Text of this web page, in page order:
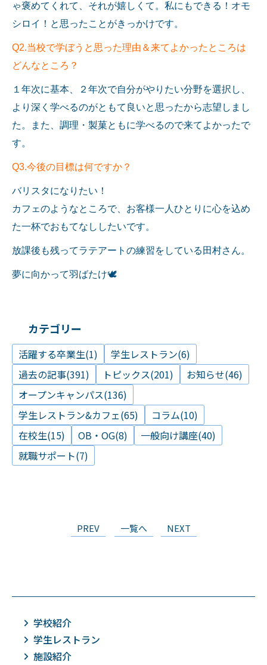
ゃ褒めてくれて、それが嬉しくて。私にもできる！ オモ
シロイ！と思ったことがきっかけです。
Q2.当校で学ぼうと思った理由＆来てよかったところは
どんなところ？
１年次に基本、２年次で自分がやりたい分野を選択し、
より深く学べるのがともて良いと思ったから志望しまし
た。
また、調理・製菓ともに学べるので来てよかったで
す。
Q3.今後の目標は何ですか？
バリスタになりたい！
カフェのようなところで、お客様一人ひとりに心を込め
た一杯でおもてなししたいです。
放課後も残ってラテアートの練習をしている田村さん。
夢に向かって羽ばたけ🕊
カテゴリー
活躍する卒業生(1)
学生レストラン(6)
過去の記事(391)
トピックス(201)
お知らせ(46)
オープンキャンパス(136)
学生レストラン&カフェ(65)
コラム(10)
在校生(15)
OB・OG(8)
一般向け講座(40)
就職サポート(7)
PREV 一覧へ NEXT
学校紹介
学生レストラン
施設紹介